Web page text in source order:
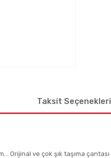
Taksit Seçenekleri
Orijinal ve çok şık taşıma